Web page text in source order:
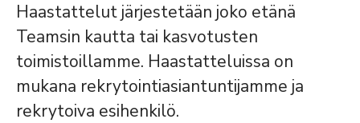
Haastattelut järjestetään joko etänä
Teamsin kautta tai kasvotusten
toimistoillamme. Haastatteluissa on
mukana rekrytointiasiantuntijamme ja
rekrytoiva esihenkilö.